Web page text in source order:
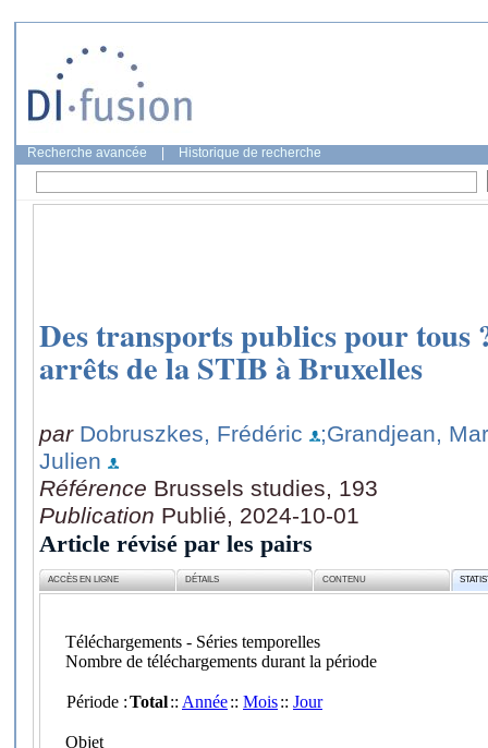
Recherche avancée Historique de recherche
Des transports publics pour tous
arrêts de la STIB à Bruxelles
par Dobruszkes, Frédéric
;Grandjean,
Julien
Référence Brussels studies, 193
Publication Publié, 2024-10-01
Article révisé par les pairs
ACCÈS EN LIGNE DÉTAILS CONTENU